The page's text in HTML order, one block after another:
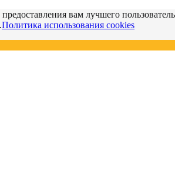
вам лучшего
Политика использования cookies